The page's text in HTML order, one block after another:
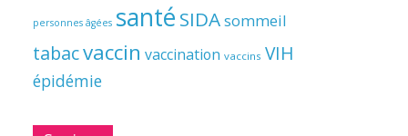
personnes âgées santé SIDAsommeil
tabacvaccin vaccination vaccins VIH
épidémie